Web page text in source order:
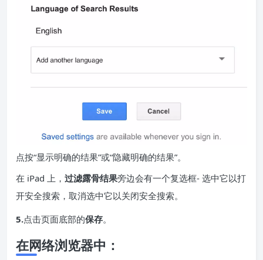
点按“显示明确的结果”或“隐藏明确的结果”。
在 iPad 上， 过滤露骨结果旁边会有一个复选框- 选中它以打
开安全搜索，取消选中它以关闭安全搜索。
5.点击页面底部的保存。
在网络浏览器中：